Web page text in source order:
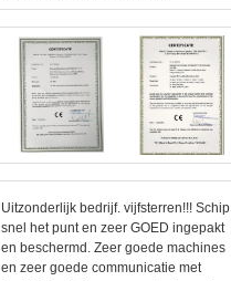
Uitzonderlijk bedrijf. vijfsterren!!! Schip
snel het punt en zeer GOED ingepakt
en beschermd. Zeer goede machines
en zeer goede communicatie met